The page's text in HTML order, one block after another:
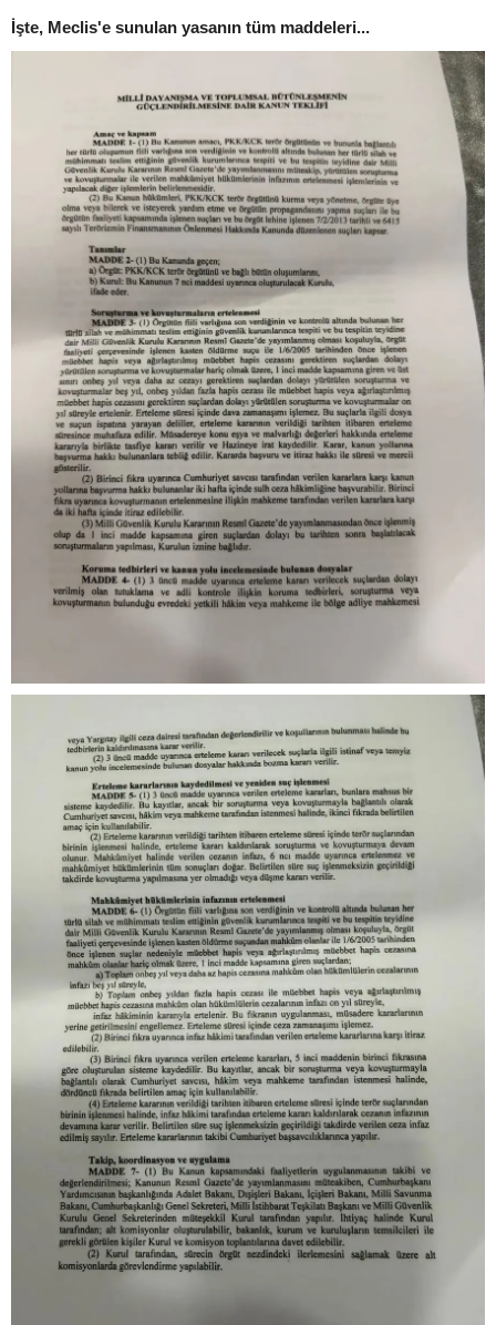
İşte, Meclis'e sunulan yasanın tüm maddeleri...